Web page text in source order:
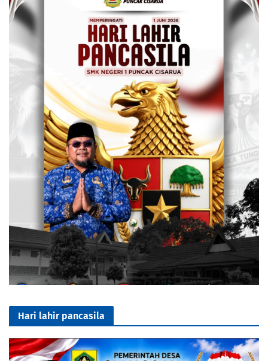
Hari lahir pancasila